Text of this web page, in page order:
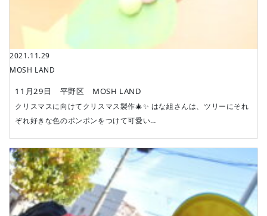
2021.11.29
MOSH LAND
11月29日 平野区 MOSH LAND
クリスマスに向けてクリスマス製作🎄✨ はな組さんは、ツリーにそれ
ぞれ好きな色のポンポンをつけて可愛い…